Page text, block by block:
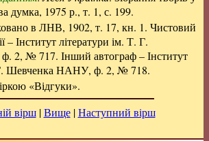
думка, 1975 р., т. 1, с. 199.
в ЛНВ, 1902, т. 17, кн. 1. Чистовий
– Інститут літератури ім. Т. Г.
2, № 717. Інший автограф – Інститут
Г. Шевченка НАНУ, ф. 2, № 718.
«Відгуки».
вірш|Вище|Наступний вірш